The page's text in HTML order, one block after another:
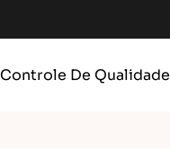
Controle De Qualidade